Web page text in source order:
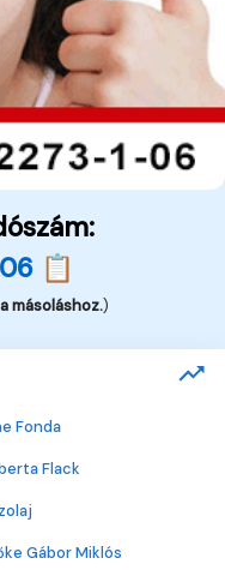
📋
másoláshoz.)
Fonda
Flack
Gábor Miklós